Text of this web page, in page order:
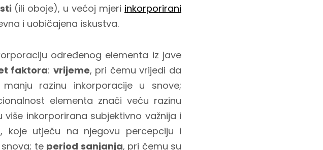
(ili oboje), u većoj mjeri inkorporirani
i uobičajena iskustva.
određenog elementa iz jave
faktora: vrijeme, pri čemu vrijedi da
razinu inkorporacije u snove;
elementa znači veću razinu
više inkorporirana subjektivno važnija i
, koje utječu na njegovu percepciju i
te period sanjanja, pri čemu su